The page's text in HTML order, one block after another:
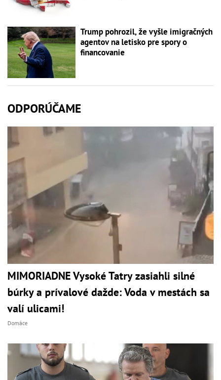
Trump pohrozil, že vyšle imigračných
agentov na letisko pre spory o
financovanie
ODPORÚČAME
MIMORIADNE Vysoké Tatry zasiahli silné
búrky a prívalové dažde: Voda v mestách sa
valí ulicami!
Domáce